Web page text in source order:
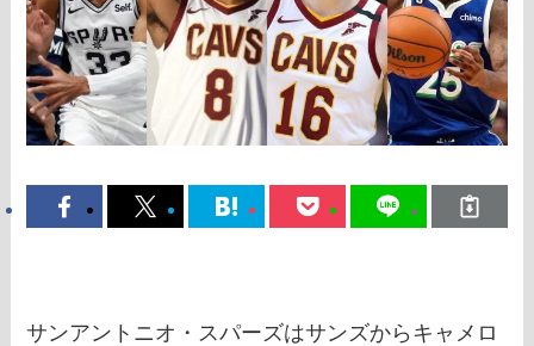
サンアントニオ・スパーズはサンズからキャメロ